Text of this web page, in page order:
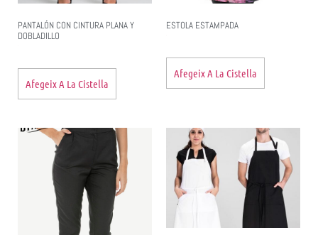
PANTALÓN CON CINTURA PLANA Y
DOBLADILLO
Afegeix A La Cistella
ESTOLA ESTAMPADA
Afegeix A La Cistella